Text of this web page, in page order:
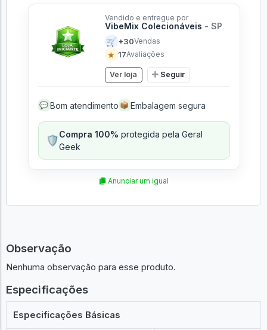
Vendido e entregue por
VibeMix Colecionáveis - SP
🛒 +30Vendas
★ 17Avaliações
Ver loja Seguir
💬 Bom atendimento 📦 Embalagem segura
🛡️Compra 100% protegida pela Geral
Geek
Anunciar um igual
Observação
Nenhuma observação para esse produto.
Especificações
Especificações Básicas